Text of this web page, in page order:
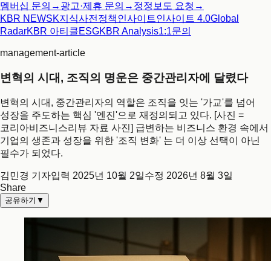
멤버십 문의 → 광고·제휴 문의 → 정정보도 요청 →
KBR NEWSK지식사전 정책인사이트인사이트 4.0Global
RadarKBR 아티클ESGKBR Analysis1:1문의
management-article
변혁의 시대, 조직의 명운은 중간관리자에 달렸다
변혁의 시대, 중간관리자의 역할은 조직을 잇는 '가교'를 넘어
성장을 주도하는 핵심 '엔진'으로 재정의되고 있다. [사진 =
코리아비즈니스리뷰 자료 사진] 급변하는 비즈니스 환경 속에서
기업의 생존과 성장을 위한 '조직 변화' 는 더 이상 선택이 아닌
필수가 되었다.
김민경 기자입력 2025년 10월 2일수정 2026년 8월 3일
Share
공유하기 ▼